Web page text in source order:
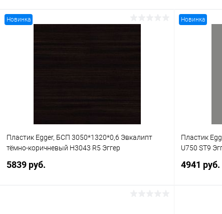
Новинка
Пластик Egger, БСП 3050*1320*0,6 Эвкалипт
тёмно-коричневый H3043 R5 Эггер
5839 руб.
Новинка
Пластик
U750 ST9
4941 руб.